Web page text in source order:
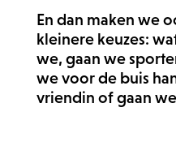
En dan maken we
kleinere keuzes:
we, gaan we
we voor de buis
vriendin of gaan